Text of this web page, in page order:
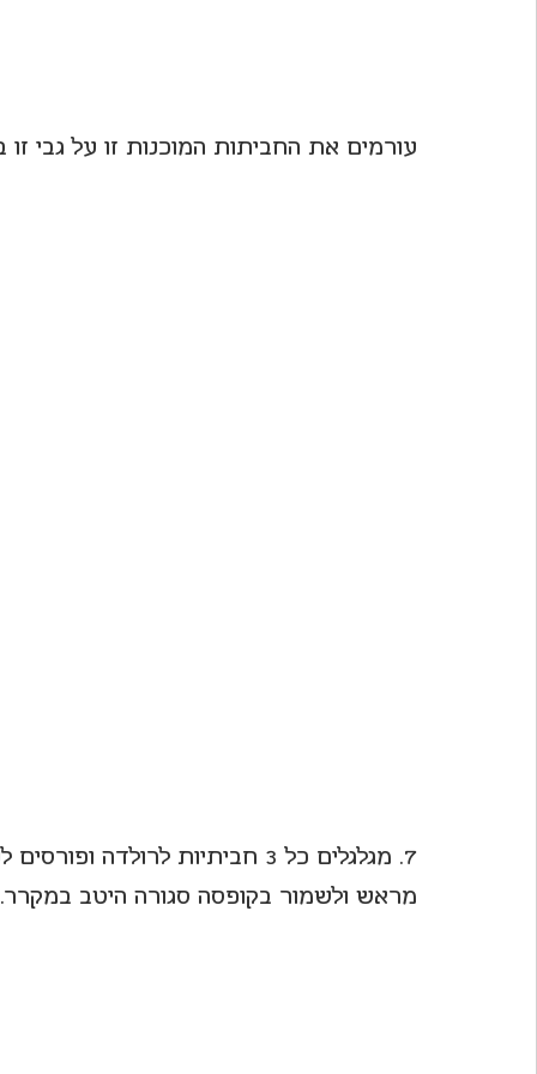
עורמים את החביתות המוכנות זו על גבי
7. מגלגלים כל 3 חביתיות
מראש ולשמור בקופסה סגורה היטב במקרר.